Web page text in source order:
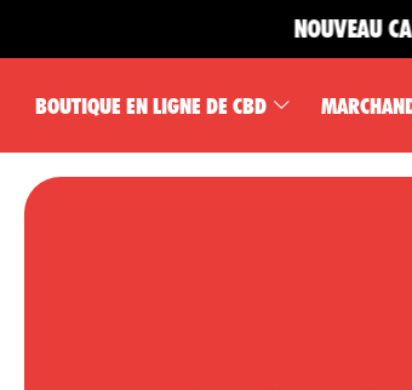
NOUVEAU
BOUTIQUE EN LIGNE DE CBD